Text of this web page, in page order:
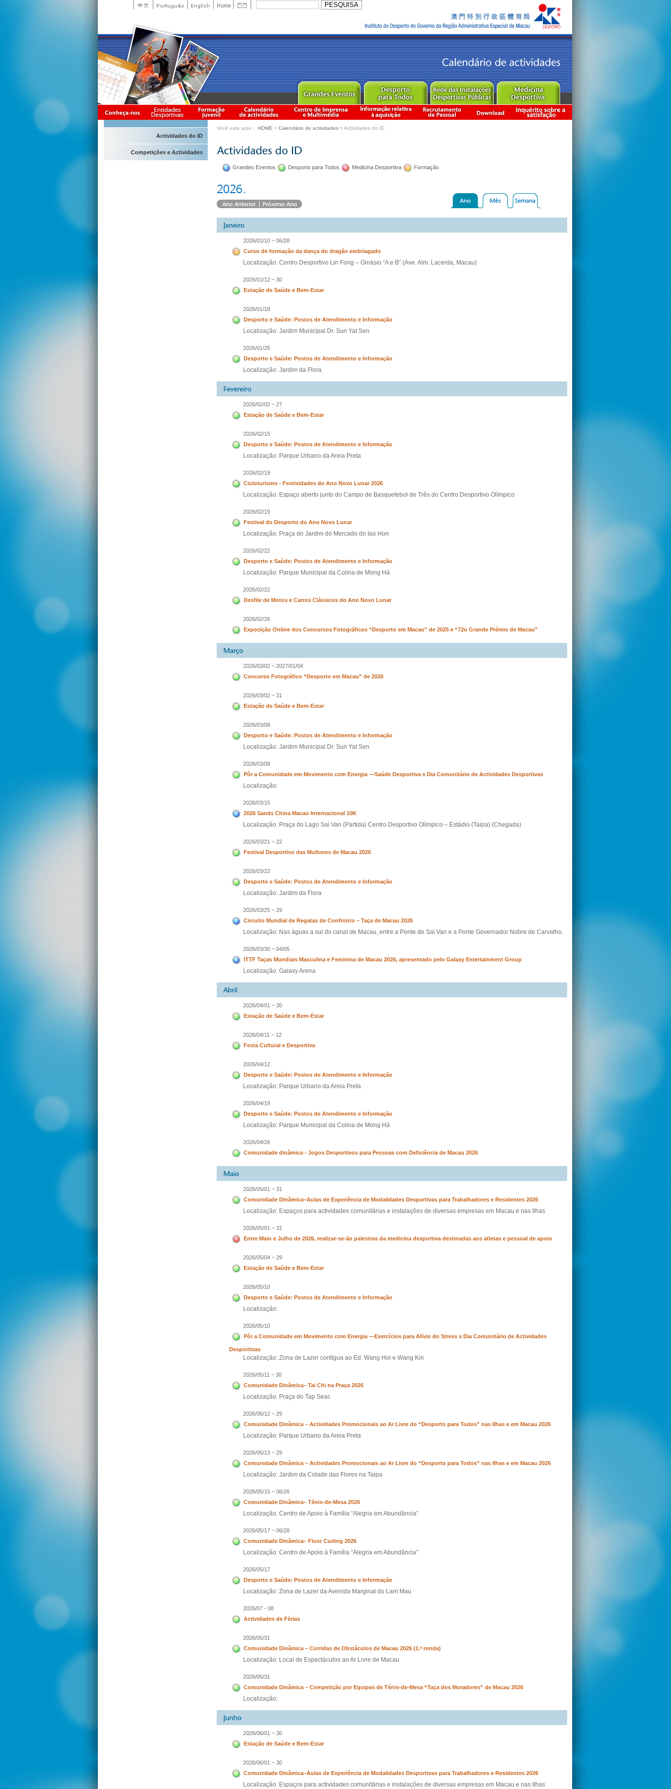
Actividades do ID
Competições e Actividades
Você está aqui： HOME > Calendário de actividades > Actividades do ID
Grandes Eventos Desporto para Todos Medicina Desportiva Formação
2026/01/10 ~ 06/28
Curso de formação da dança do dragão embriagado
Localização: Centro Desportivo Lin Fong – Ginásio “A e B” (Ave. Alm. Lacerda, Macau)
2026/01/12 ~ 30
Estação de Saúde e Bem-Estar
2026/01/18
Desporto e Saúde: Postos de Atendimento e Informação
Localização: Jardim Municipal Dr. Sun Yat Sen
2026/01/25
Desporto e Saúde: Postos de Atendimento e Informação
Localização: Jardim da Flora
2026/02/02 ~ 27
Estação de Saúde e Bem-Estar
2026/02/15
Desporto e Saúde: Postos de Atendimento e Informação
Localização: Parque Urbano da Areia Preta
2026/02/19
Cicloturismo - Festividades do Ano Novo Lunar 2026
Localização: Espaço aberto junto do Campo de Basquetebol de Três do Centro Desportivo Olímpico
2026/02/19
Festival do Desporto do Ano Novo Lunar
Localização: Praça do Jardim do Mercado do Iao Hon
2026/02/22
Desporto e Saúde: Postos de Atendimento e Informação
Localização: Parque Municipal da Colina de Mong Há
2026/02/22
Desfile de Motos e Carros Clássicos do Ano Novo Lunar
2026/02/26
Exposição Online dos Concursos Fotográficos “Desporto em Macau” de 2025 e “72o Grande Prémio de Macau”
2026/03/02 ~ 2027/01/04
Concurso Fotográfico “Desporto em Macau” de 2026
2026/03/02 ~ 31
Estação de Saúde e Bem-Estar
2026/03/08
Desporto e Saúde: Postos de Atendimento e Informação
Localização: Jardim Municipal Dr. Sun Yat Sen
2026/03/08
Pôr a Comunidade em Movimento com Energia —Saúde Desportiva x Dia Comunitário de Actividades Desportivas
Localização:
2026/03/15
2026 Sands China Macau Internacional 10K
Localização: Praça do Lago Sai Van (Partida) Centro Desportivo Olímpico – Estádio (Taipa) (Chegada)
2026/03/21 ~ 22
Festival Desportivo das Mulheres de Macau 2026
2026/03/22
Desporto e Saúde: Postos de Atendimento e Informação
Localização: Jardim da Flora
2026/03/25 ~ 29
Circuito Mundial de Regatas de Confronto – Taça de Macau 2026
Localização: Nas águas a sul do canal de Macau, entre a Ponte de Sai Van e a Ponte Governador Nobre de Carvalho.
2026/03/30 ~ 04/05
ITTF Taças Mundiais Masculina e Feminina de Macau 2026, apresentado pelo Galaxy Entertainment Group
Localização: Galaxy Arena
2026/04/01 ~ 30
Estação de Saúde e Bem-Estar
2026/04/11 ~ 12
Festa Cultural e Desportiva
2026/04/12
Desporto e Saúde: Postos de Atendimento e Informação
Localização: Parque Urbano da Areia Preta
2026/04/19
Desporto e Saúde: Postos de Atendimento e Informação
Localização: Parque Municipal da Colina de Mong Há
2026/04/26
Comunidade dinâmica - Jogos Desportivos para Pessoas com Deficiência de Macau 2026
2026/05/01 ~ 31
Comunidade Dinâmica–Aulas de Experiência de Modalidades Desportivas para Trabalhadores e Residentes 2026
Localização: Espaços para actividades comunitárias e instalações de diversas empresas em Macau e nas Ilhas
2026/05/01 ~ 31
Entre Maio e Julho de 2026, realizar-se-ão palestras da medicina desportiva destinadas aos atletas e pessoal de apoio
2026/05/04 ~ 29
Estação de Saúde e Bem-Estar
2026/05/10
Desporto e Saúde: Postos de Atendimento e Informação
Localização:
2026/05/10
Pôr a Comunidade em Movimento com Energia —Exercícios para Alívio do Stress x Dia Comunitário de Actividades
Desportivas
Localização: Zona de Lazer contígua ao Ed. Wang Hoi e Wang Kin
2026/05/11 ~ 30
Comunidade Dinâmica– Tai Chi na Praça 2026
Localização: Praça do Tap Seac
2026/05/12 ~ 29
Comunidade Dinâmica – Actividades Promocionais ao Ar Livre do “Desporto para Todos” nas Ilhas e em Macau 2026
Localização: Parque Urbano da Areia Preta
2026/05/13 ~ 29
Comunidade Dinâmica – Actividades Promocionais ao Ar Livre do “Desporto para Todos” nas Ilhas e em Macau 2026
Localização: Jardim da Cidade das Flores na Taipa
2026/05/15 ~ 06/26
Comunidade Dinâmica– Ténis-de-Mesa 2026
Localização: Centro de Apoio à Família “Alegria em Abundância”
2026/05/17 ~ 06/28
Comunidade Dinâmica– Floor Curling 2026
Localização: Centro de Apoio à Família “Alegria em Abundância”
2026/05/17
Desporto e Saúde: Postos de Atendimento e Informação
Localização: Zona de Lazer da Avenida Marginal do Lam Mau
2026/07 - 08
Actividades de Férias
2026/05/31
Comunidade Dinâmica – Corridas de Obstáculos de Macau 2026 (1.ª ronda)
Localização: Local de Espectáculos ao Ar Livre de Macau
2026/05/31
Comunidade Dinâmica – Competição por Equipas de Ténis-de-Mesa “Taça dos Moradores” de Macau 2026
Localização:
2026/06/01 ~ 30
Estação de Saúde e Bem-Estar
2026/06/01 ~ 30
Comunidade Dinâmica–Aulas de Experiência de Modalidades Desportivas para Trabalhadores e Residentes 2026
Localização: Espaços para actividades comunitárias e instalações de diversas empresas em Macau e nas Ilhas